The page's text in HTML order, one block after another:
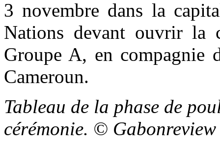
3 novembre dans la
Nations devant ouvrir la
Groupe A, en compagnie
Cameroun.
Tableau de la phase de
cérémonie. © Gabonreview